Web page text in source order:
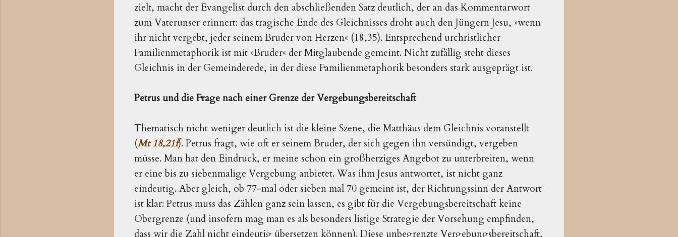
zielt, macht der Evangelist durch den abschließenden Satz deutlich, der an das Kommentarwort
zum Vaterunser erinnert: das tragische Ende des Gleichnisses droht auch den Jüngern Jesu, »wenn
ihr nicht vergebt, jeder seinem Bruder von Herzen« (18,35). Entsprechend urchristlicher
Familienmetaphorik ist mit »Bruder« der Mitglaubende gemeint. Nicht zufällig steht dieses
Gleichnis in der Gemeinderede, in der diese Familienmetaphorik besonders stark ausgeprägt ist.
Petrus und die Frage nach einer Grenze der Vergebungsbereitschaft
Thematisch nicht weniger deutlich ist die kleine Szene, die Matthäus dem Gleichnis voranstellt
(Mt 18,21f). Petrus fragt, wie oft er seinem Bruder, der sich gegen ihn versündigt, vergeben
müsse. Man hat den Eindruck, er meine schon ein großherziges Angebot zu unterbreiten, wenn
er eine bis zu siebenmalige Vergebung anbietet. Was ihm Jesus antwortet, ist nicht ganz
eindeutig. Aber gleich, ob 77-mal oder sieben mal 70 gemeint ist, der Richtungssinn der Antwort
ist klar: Petrus muss das Zählen ganz sein lassen, es gibt für die Vergebungsbereitschaft keine
Obergrenze (und insofern mag man es als besonders listige Strategie der Vorsehung empfinden,
dass wir die Zahl nicht eindeutig übersetzen können). Diese unbegrenzte Vergebungsbereitschaft,